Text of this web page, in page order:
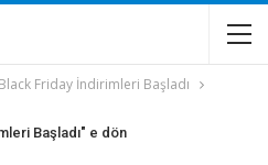
Friday İndirimleri Başladı
Başladı" e dön